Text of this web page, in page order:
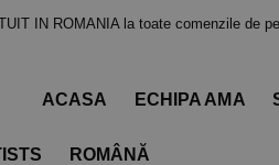
IN ROMANIA la toate comenzile de
ACASA ECHIPA AMA
ROMÂNĂ